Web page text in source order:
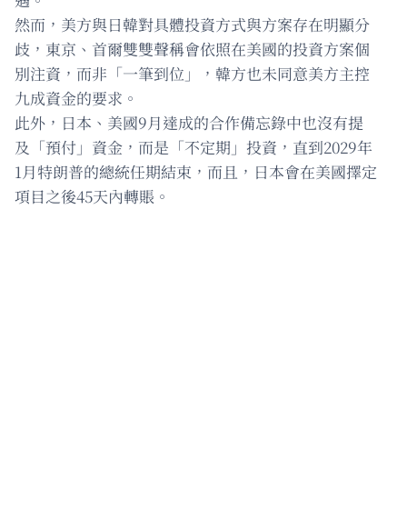
然而，美方與日韓對具體投資方式與方案存在明顯分
歧，東京、首爾雙雙聲稱會依照在美國的投資方案個
別注資，而非「一筆到位」，韓方也未同意美方主控
九成資金的要求。
此外，日本、美國9月達成的合作備忘錄中也沒有提
及「預付」資金，而是「不定期」投資，直到2029年
1月特朗普的總統任期結束，而且，日本會在美國擇定
項目之後45天內轉賬。